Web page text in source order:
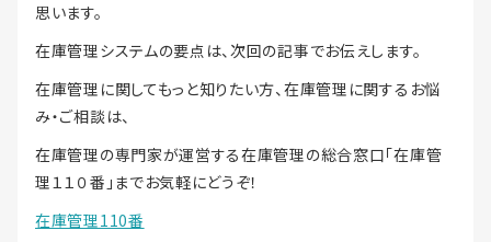
思います。
在庫管理システムの要点は、次回の記事でお伝えします。
在庫管理に関してもっと知りたい方、在庫管理に関するお悩
み・ご相談は、
在庫管理の専門家が運営する在庫管理の総合窓口「在庫管
理１１０番」までお気軽にどうぞ！
在庫管理110番